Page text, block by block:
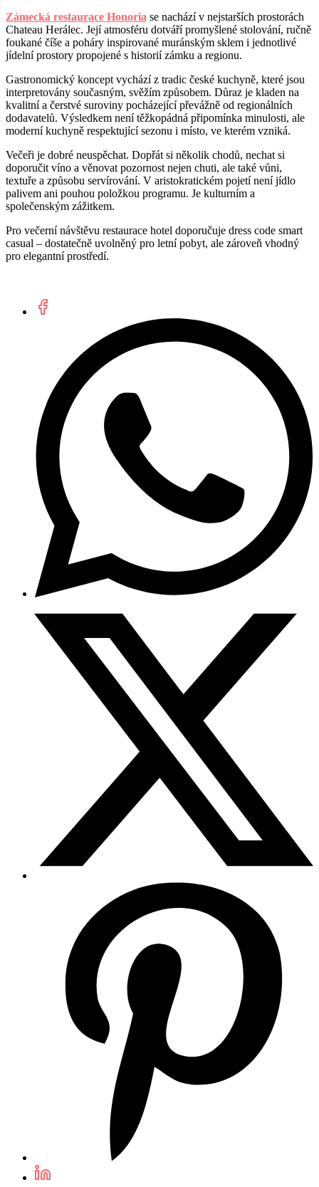
Zámecká restaurace Honoria se nachází v nejstarších prostorách
Chateau Herálec. Její atmosféru dotváří promyšlené stolování, ručně
foukané číše a poháry inspirované muránským sklem i jednotlivé
jídelní prostory propojené s historií zámku a regionu.
Gastronomický koncept vychází z tradic české kuchyně, které jsou
interpretovány současným, svěžím způsobem. Důraz je kladen na
kvalitní a čerstvé suroviny pocházející převážně od regionálních
dodavatelů. Výsledkem není těžkopádná připomínka minulosti, ale
moderní kuchyně respektující sezonu i místo, ve kterém vzniká.
Večeři je dobré neuspěchat. Dopřát si několik chodů, nechat si
doporučit víno a věnovat pozornost nejen chuti, ale také vůni,
textuře a způsobu servírování. V aristokratickém pojetí není jídlo
palivem ani pouhou položkou programu. Je kulturním a
společenským zážitkem.
Pro večerní návštěvu restaurace hotel doporučuje dress code smart
casual – dostatečně uvolněný pro letní pobyt, ale zároveň vhodný
pro elegantní prostředí.